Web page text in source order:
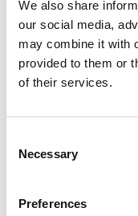
We also share
our social media,
may combine it with
provided to them or
of their services.
Selection
Necessary
Preferences
Arbeitshöhe –
Faltgerüst
DasASC
Meternist ein
sich dieses
Profis, die sicher und
Verlängerungsstiften